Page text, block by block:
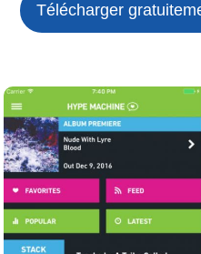
Télécharger